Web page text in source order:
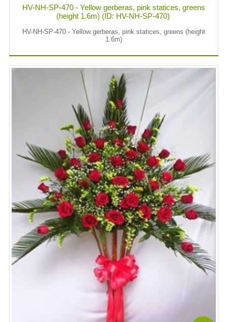
HV-NH-SP-470 - Yellow gerberas, pink statices, greens
(height 1.6m) (ID: HV-NH-SP-470)
HV-NH-SP-470 - Yellow gerberas, pink statices, greens (height
1.6m)